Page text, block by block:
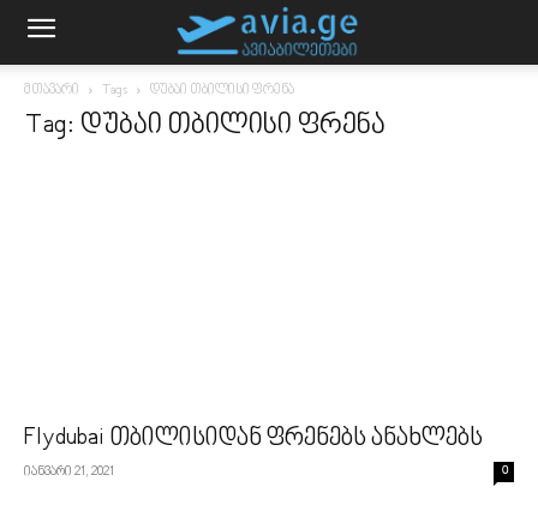
მთავარი Tags დუბაი თბილისი ფრენა
Tag: დუბაი თბილისი ფრენა
Flydubai თბილისიდან ფრენებს ანახლებს
იანვარი 21, 2021 0